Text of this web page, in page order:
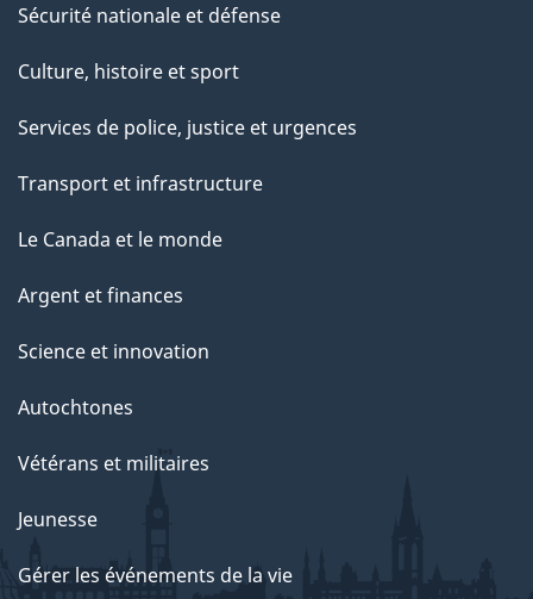
Sécurité nationale et défense
Culture, histoire et sport
Services de police, justice et urgences
Transport et infrastructure
Le Canada et le monde
Argent et finances
Science et innovation
Autochtones
Vétérans et militaires
Jeunesse
Gérer les événements de la vie